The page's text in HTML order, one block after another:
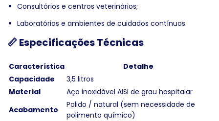
Consultórios e centros veterinários;
Laboratórios e ambientes de cuidados contínuos.
📏 Especificações Técnicas
Característica
Detalhe
Capacidade
3,5 litros
Material
Aço inoxidável AISI de grau hospitalar
Acabamento
Polido / natural (sem necessidade de
polimento químico)